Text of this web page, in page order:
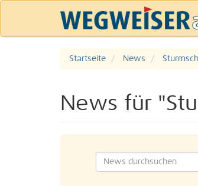
Startseite News
News für